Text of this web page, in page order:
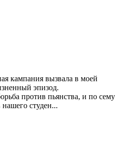
кампания вызвала в моей
эпизод.
против пьянства, и по сему
студен...